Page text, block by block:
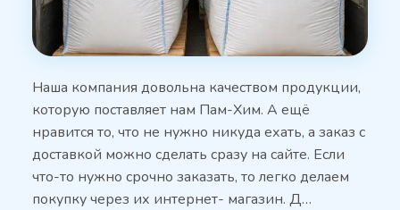
Наша компания довольна качеством продукции,
которую поставляет нам Пам-Хим. А ещё
нравится то, что не нужно никуда ехать, а заказ с
доставкой можно сделать сразу на сайте. Если
что-то нужно срочно заказать, то легко делаем
покупку через их интернет- магазин. Д…